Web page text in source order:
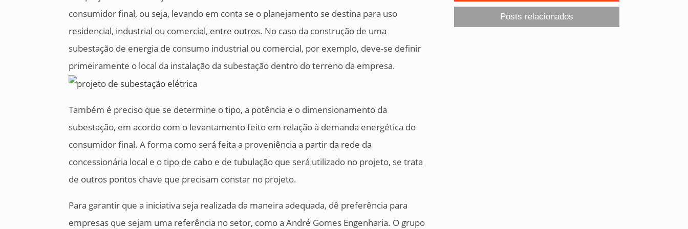
consumidor final, ou seja, levando em conta se o planejamento se destina para uso
residencial, industrial ou comercial, entre outros. No caso da construção de uma
subestação de energia de consumo industrial ou comercial, por exemplo, deve-se definir
primeiramente o local da instalação da subestação dentro do terreno da empresa.
Também é preciso que se determine o tipo, a potência e o dimensionamento da
subestação, em acordo com o levantamento feito em relação à demanda energética do
consumidor final. A forma como será feita a proveniência a partir da rede da
concessionária local e o tipo de cabo e de tubulação que será utilizado no projeto, se trata
de outros pontos chave que precisam constar no projeto.
Para garantir que a iniciativa seja realizada da maneira adequada, dê preferência para
empresas que sejam uma referência no setor, como a André Gomes Engenharia. O grupo
Posts relacionados